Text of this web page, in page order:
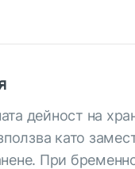
дейност на
като
При